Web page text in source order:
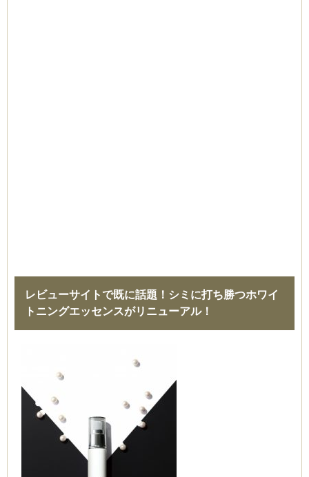
レビューサイトで既に話題！シミに打ち勝つホワイ
トニングエッセンスがリニューアル！